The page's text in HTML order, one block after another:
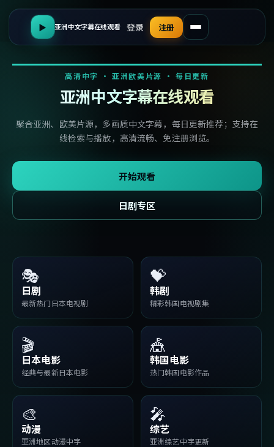
▶ 亚洲中文字幕在线观看 登录 注册
高清中字 · 亚洲欧美片源 · 每日更新
亚洲中文字幕在线观看
聚合亚洲、欧美片源，多画质中文字幕，每日更新推荐；支持在
线检索与播放，高清流畅、免注册浏览。
开始观看
日剧专区
🎭
日剧
最新热门日本电视剧
💝
韩剧
精彩韩国电视剧集
🎬
日本电影
经典与最新日本电影
🎪
韩国电影
热门韩国电影作品
🎨
动漫
亚洲地区动漫中字
🎤
综艺
亚洲综艺中字更新